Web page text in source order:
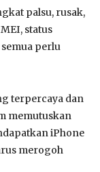
palsu, rusak,
status
perlu
terpercaya dan
memutuskan
iPhone
merogoh